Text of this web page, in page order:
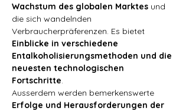
Wachstum des globalen Marktes und
die sich wandelnden
Verbraucherpräferenzen. Es bietet
Einblicke in verschiedene
Entalkoholisierungsmethoden und die
neuesten technologischen
Fortschritte.
Ausserdem werden bemerkenswerte
Erfolge und Herausforderungen der